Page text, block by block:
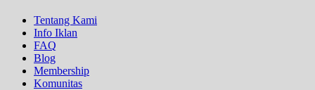
Tentang Kami
Info Iklan
FAQ
Blog
Membership
Komunitas